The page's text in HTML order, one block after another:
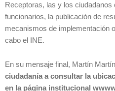
Receptoras, las y los ciudadanos
funcionarios, la publicación de
mecanismos de implementación
cabo el INE.
En su mensaje final, Martín
ciudadanía a consultar la
en la página institucional